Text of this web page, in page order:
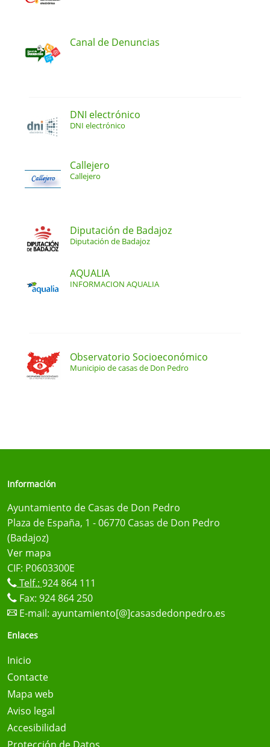
Canal de Denuncias
DNI electrónico
DNI electrónico
Callejero
Callejero
Diputación de Badajoz
Diputación de Badajoz
AQUALIA
INFORMACION AQUALIA
Observatorio Socioeconómico
Municipio de casas de Don Pedro
Información
Ayuntamiento de Casas de Don Pedro
Plaza de España, 1 - 06770 Casas de Don Pedro
(Badajoz)
Ver mapa
CIF: P0603300E
Telf.: 924 864 111
Fax: 924 864 250
E-mail: ayuntamiento[@]casasdedonpedro.es
Enlaces
Inicio
Contacte
Mapa web
Aviso legal
Accesibilidad